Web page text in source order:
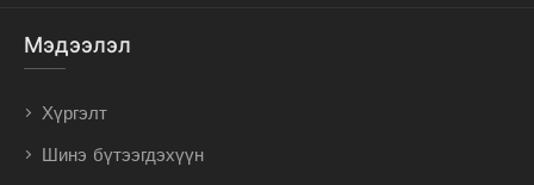
Мэдээлэл
Хүргэлт
Шинэ бүтээгдэхүүн